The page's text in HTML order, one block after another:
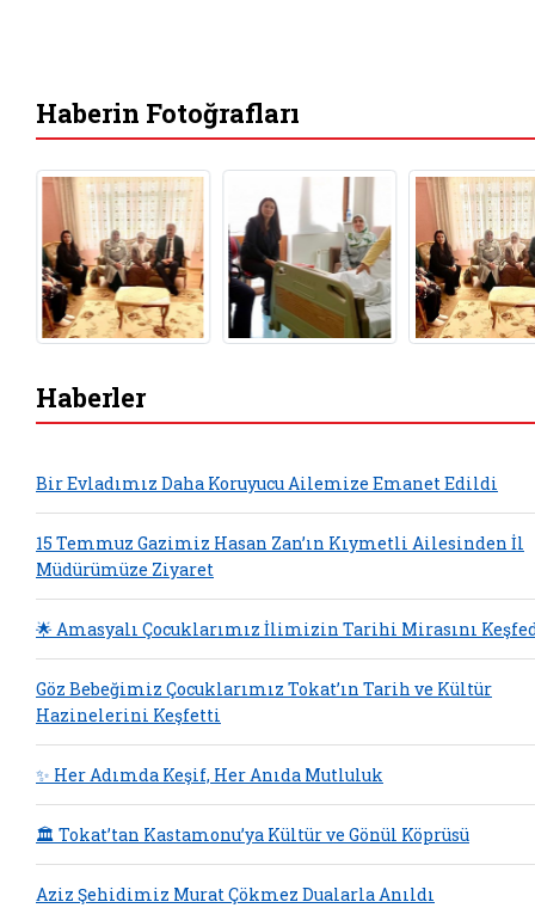
Haberin Fotoğrafları
Haberler
Bir Evladımız Daha Koruyucu Ailemize Emanet Edildi
15 Temmuz Gazimiz Hasan Zan’ın Kıymetli Ailesinden İl
Müdürümüze Ziyaret
🌟 Amasyalı Çocuklarımız İlimizin Tarihi Mirasını
Göz Bebeğimiz Çocuklarımız Tokat’ın Tarih ve Kültür
Hazinelerini Keşfetti
✨ Her Adımda Keşif, Her Anıda Mutluluk
🏛️ Tokat’tan Kastamonu’ya Kültür ve Gönül Köprüsü
Aziz Şehidimiz Murat Çökmez Dualarla Anıldı